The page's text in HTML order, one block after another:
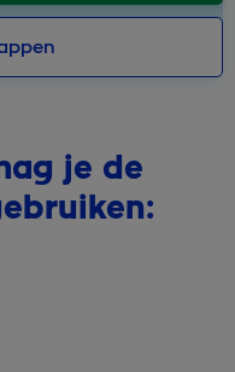
je de